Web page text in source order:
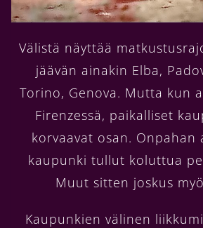
Välistä näyttää
jäävän ainakin Elba,
Torino, Genova. Mutta kun
Firenzessä, paikalliset
korvaavat osan. Onpahan
kaupunki tullut koluttua
Muut sitten joskus
Kaupunkien välinen